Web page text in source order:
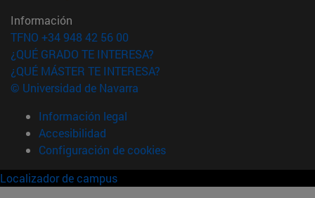
Información
TFNO +34 948 42 56 00
¿QUÉ GRADO TE INTERESA?
¿QUÉ MÁSTER TE INTERESA?
© Universidad de Navarra
Información legal
Accesibilidad
Configuración de cookies
Localizador de campus